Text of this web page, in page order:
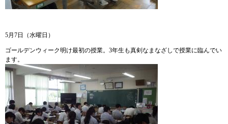
5月7日（水曜日）
ゴールデンウィーク明け最初の授業。3年生も真剣なまなざしで授業に臨んでい
ます。